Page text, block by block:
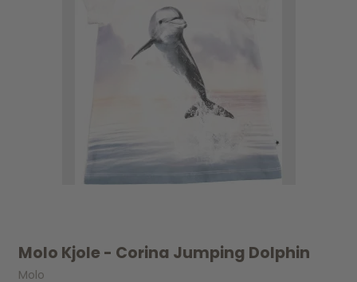
Molo Kjole - Corina Jumping Dolphin
Molo